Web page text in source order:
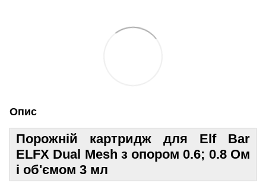
Опис
Порожній картридж для Elf Bar
ELFX Dual Mesh з опором 0.6; 0.8 Ом
і об'ємом 3 мл